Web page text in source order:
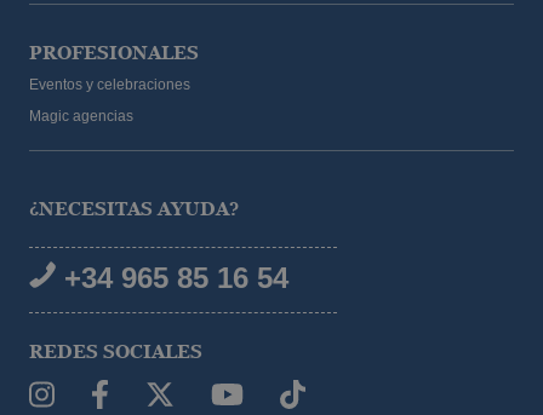
PROFESIONALES
Eventos y celebraciones
Magic agencias
¿NECESITAS AYUDA?
+34 965 85 16 54
REDES SOCIALES